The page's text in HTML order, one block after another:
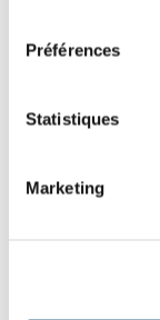
Préférences
Statistiques
Marketing